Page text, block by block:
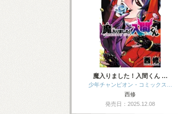
魔入りました！入間くん …
少年チャンピオン・コミックス…
西修
発売日：2025.12.08